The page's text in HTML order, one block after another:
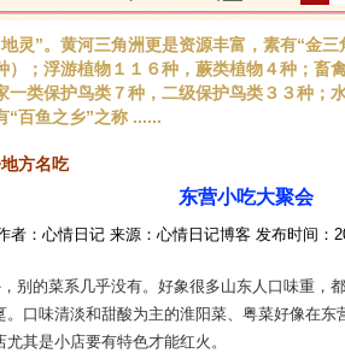
灵”。黄河三角洲更是资源丰富，素有“金
）；浮游植物１１６种，蕨类植物４种；畜
一类保护鸟类７种，二级保护鸟类３３种；
“百鱼之乡”之称 ......
地方名吃
东营小吃大聚会
者：心情日记 来源：心情日记博客 发布时间：
别的菜系几乎没有。好象很多山东人口味重，
。口味清淡和甜酸为主的淮阳菜、粤菜好像在
其是小店要有特色才能红火。